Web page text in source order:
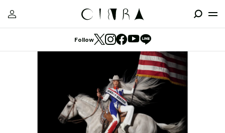
Follow